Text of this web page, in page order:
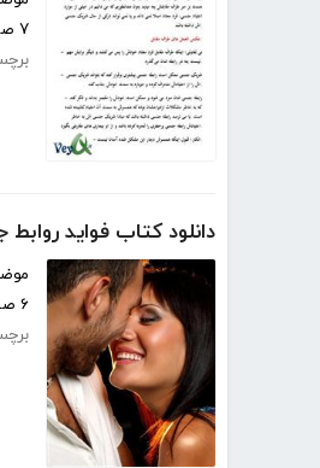
۷ صفحه
دانلود کتاب فواید
۶ صفحه